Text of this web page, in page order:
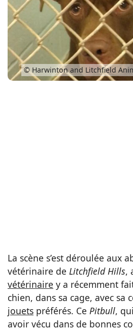
© Harwinton and Litchfield
La scène s’est déroulée aux
vétérinaire de Litchfield Hills,
vétérinaire y a récemment
chien, dans sa cage, avec sa
jouets préférés. Ce Pitbull,
avoir vécu dans de bonnes